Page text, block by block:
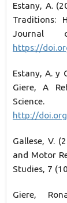
Estany, A.
Traditions:
Journal
https://
Estany, A. y
Giere, A
http://
Gallese, V.
and Motor
Studies, 7
Giere,